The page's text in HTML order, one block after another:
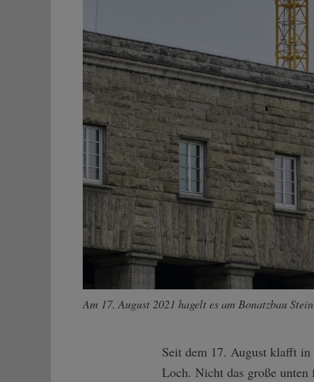
Am 17. August 2021 hagelt es am Bonatzbau
Seit dem 17. August klafft in
Loch. Nicht das große unten